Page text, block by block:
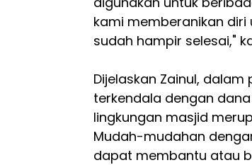
kami memberanikan diri
sudah hampir selesai,"
Dijelaskan Zainul,
terkendala dengan
lingkungan masjid
Mudah-mudahan
dapat membantu atau